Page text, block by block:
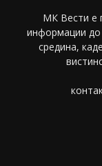
МК Вести е
информации до
средина,